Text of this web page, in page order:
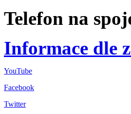
Telefon na
Informace dle
YouTube
Facebook
Twitter